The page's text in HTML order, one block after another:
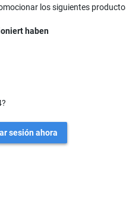
los siguientes
haben
sesión ahora